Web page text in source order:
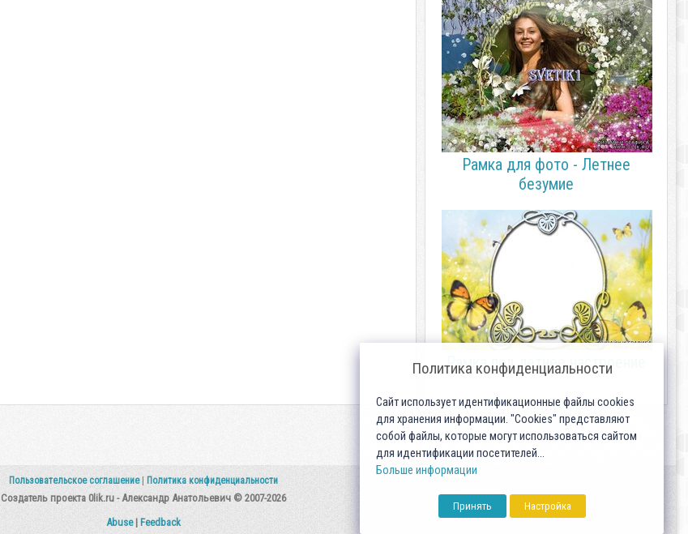
Рамка для фото - Летнее
безумие
Рамка под летнее настроение
Пользовательское соглашение Политика конфиденциальности
Создатель проекта 0lik.ru - Александр Анатольевич © 2007-2026
Abuse| Feedback
Политика конфиденциальности
Сайт использует идентификационные файлы cookies
для хранения информации. "Cookies" представляют
собой файлы, которые могут использоваться сайтом
для идентификации посетителей...
Больше информации
Принять Настройка